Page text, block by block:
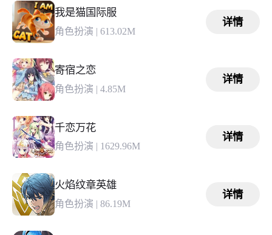
我是猫国际服
角色扮演 | 613.02M
详情
寄宿之恋
角色扮演 | 4.85M
详情
千恋万花
角色扮演 | 1629.96M
详情
火焰纹章英雄
角色扮演 | 86.19M
详情